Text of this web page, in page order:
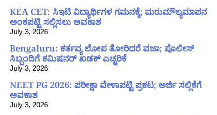
KEA CET: ಸಿಇಟಿ ವಿದ್ಯಾರ್ಥಿಗಳ ಗಮನಕ್ಕೆ; ಮರುಮೌಲ್ಯಮಾಪನ
ಅಂಕಪಟ್ಟಿ ಸಲ್ಲಿಸಲು ಅವಕಾಶ
July 3, 2026
Bengaluru: ಕರ್ತವ್ಯ ಲೋಪ ತೋರಿದರೆ ವಜಾ; ಪೊಲೀಸ್
ಸಿಬ್ಬಂದಿಗೆ ಕಮಿಷನರ್ ಖಡಕ್ ಎಚ್ಚರಿಕೆ
July 3, 2026
NEET PG 2026: ಪರೀಕ್ಷಾ ವೇಳಾಪಟ್ಟಿ ಪ್ರಕಟ; ಅರ್ಜಿ ಸಲ್ಲಿಕೆಗೆ
ಅವಕಾಶ
July 3, 2026